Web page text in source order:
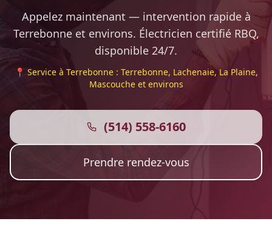
Appelez maintenant — intervention rapide à
Terrebonne et environs. Électricien certifié RBQ,
disponible 24/7.
📍 Service à Terrebonne : Terrebonne, Lachenaie, La Plaine,
Mascouche et environs
(514) 558-6160
Prendre rendez-vous